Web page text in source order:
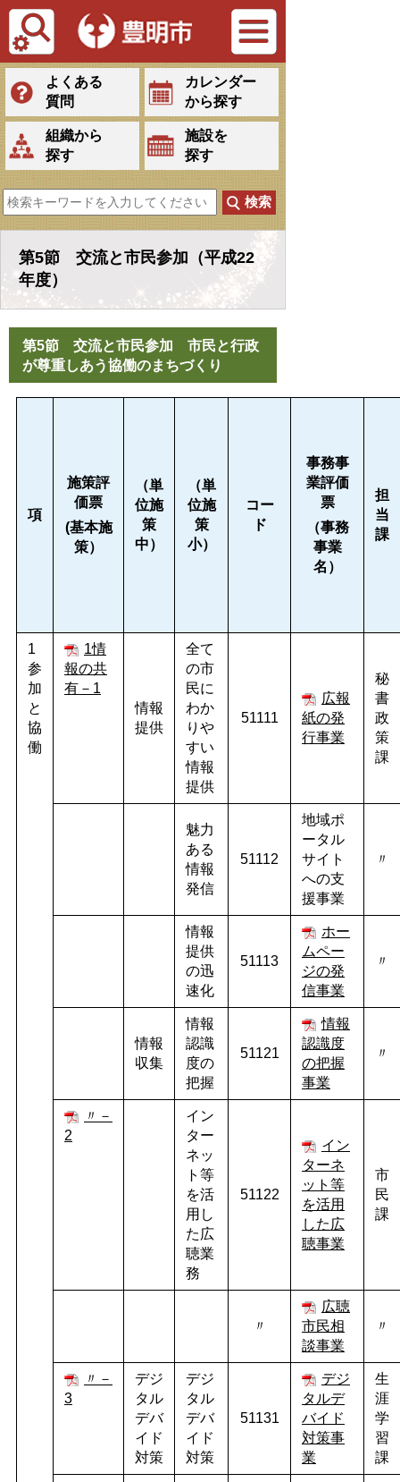
Tiếng Việt
よくある
質問
カレンダー
から探す
組織から
探す
施設を
探す
第5節 交流と市民参加（平成22
年度）
第5節 交流と市民参加 市民と行政
が尊重しあう協働のまちづくり
項
施策評
価票
(基本施
策）
（単
位施
策
中）
（単
位施
策
小）
コー
ド
事務事
業評価
票
（事務
事業
名）
担
当
課
1
参
加
と
協
働
1情
報の共
有－1
情報
提供
全て
の市
民に
わか
りや
すい
情報
提供
51111
広報
紙の発
行事業
秘
書
政
策
課
魅力
ある
情報
発信
51112
地域ポ
ータル
サイト
への支
援事業
〃
情報
提供
の迅
速化
51113
ホー
ムペー
ジの発
信事業
〃
情報
収集
情報
認識
度の
把握
51121
情報
認識度
の把握
事業
〃
〃－
2
イン
ター
ネッ
ト等
を活
用し
た広
聴業
務
51122
イン
ターネ
ット等
を活用
した広
聴事業
市
民
課
〃
広聴
市民相
談事業
〃
〃－
3
デジ
タル
デバ
イド
対策
デジ
タル
デバ
イド
対策
51131
デジ
タルデ
バイド
対策事
業
生
涯
学
習
課